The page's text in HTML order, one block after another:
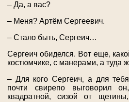
– Да, а вас?
– Меня? Артём Сергеевич.
– Стало быть, Сергеич…
Сергеич обиделся. Вот еще,
костюмчике, с манерами, а туда
– Для кого Сергеич, а для
почти свирепо выговорил
квадратной, сизой от